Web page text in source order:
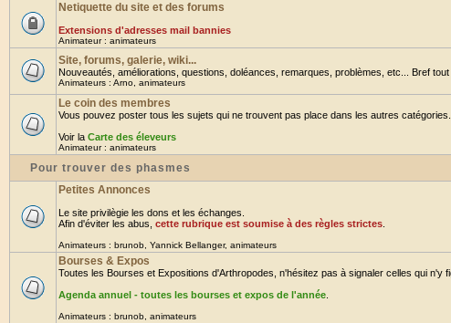
Netiquette du site et des forums
Extensions d'adresses mail bannies
Animateur : animateurs
Site, forums, galerie, wiki...
Nouveautés, améliorations, questions, doléances, remarques, problèmes, etc... Bref
Animateurs : Arno animateurs
Le coin des membres
Vous pouvez poster tous les sujets qui ne trouvent pas place dans les autres
Voir la Carte des éleveurs
Animateur : animateurs
Pour trouver des phasmes
Petites Annonces
Le site privilègie les dons et les échanges.
Afin d'éviter les abus, cette rubrique est soumise à des règles strictes
Animateurs : brunob Yannick Bellanger, animateurs
Bourses & Expos
Toutes les Bourses et Expositions d'Arthropodes, n'hésitez pas à signaler celles qui n'y
Agenda annuel - toutes les bourses et expos de l'année
Animateurs : brunob animateurs